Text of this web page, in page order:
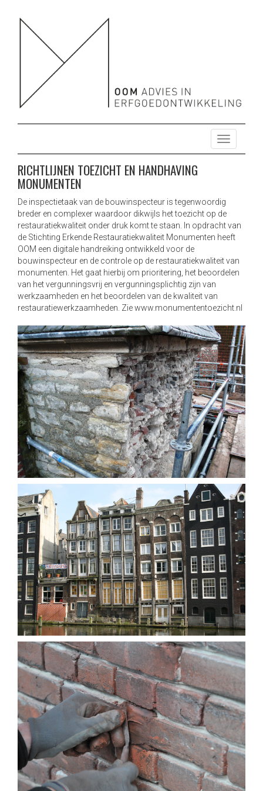
ONDERZOEK ENERGIE DUURZAAM MONUMENTEN
DUURZAAM MONUMENTEN
T
o
e
n
a
v
g
a
o
n
RICHTLIJNEN TOEZICHT EN HANDHAVING
MONUMENTEN
De inspectietaak van de bouwinspecteur is tegenwoordig
breder en complexer waardoor dikwijls het toezicht op de
restauratiekwaliteit onder druk komt te staan. In opdracht van
de Stichting Erkende Restauratiekwaliteit Monumenten heeft
OOM een digitale handreiking ontwikkeld voor de
bouwinspecteur en de controle op de restauratiekwaliteit van
monumenten. Het gaat hierbij om prioritering, het beoordelen
van het vergunningsvrij en vergunningsplichtig zijn van
werkzaamheden en het beoordelen van de kwaliteit van
restauratiewerkzaamheden. Ziewww.monumententoezicht.nl